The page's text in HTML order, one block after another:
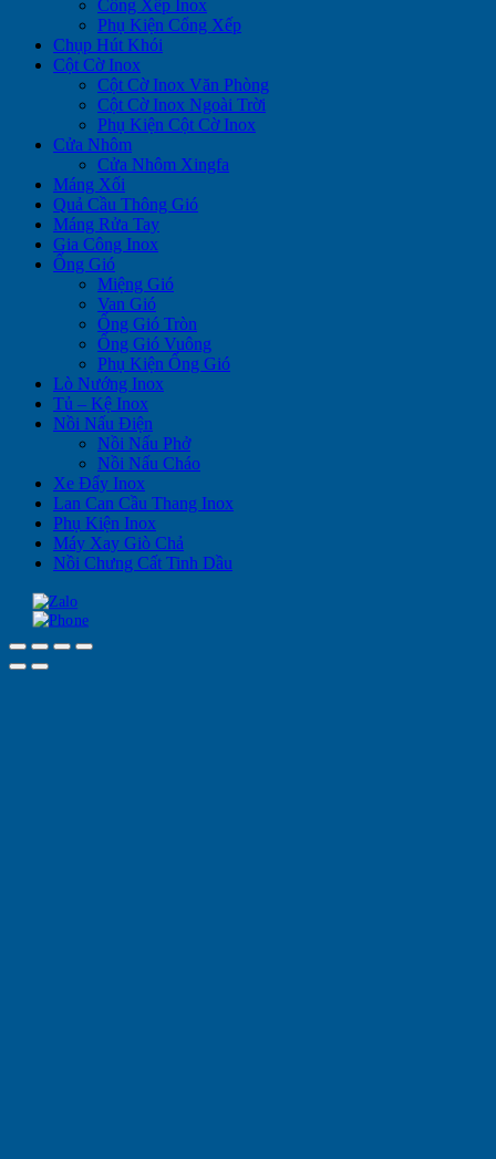
Cổng Xếp Inox
Phụ Kiện Cổng Xếp
Chụp Hút Khói
Cột Cờ Inox
Cột Cờ Inox Văn Phòng
Cột Cờ Inox Ngoài Trời
Phụ Kiện Cột Cờ Inox
Cửa Nhôm
Cửa Nhôm Xingfa
Máng Xối
Quả Cầu Thông Gió
Máng Rửa Tay
Gia Công Inox
Ống Gió
Miệng Gió
Van Gió
Ống Gió Tròn
Ống Gió Vuông
Phụ Kiện Ống Gió
Lò Nướng Inox
Tủ – Kệ Inox
Nồi Nấu Điện
Nồi Nấu Phở
Nồi Nấu Cháo
Xe Đẩy Inox
Lan Can Cầu Thang Inox
Phụ Kiện Inox
Máy Xay Giò Chả
Nồi Chưng Cất Tinh Dầu